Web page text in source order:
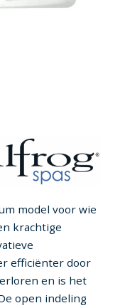
model voor wie
krachtige
efficiënter door
en is het
open indeling